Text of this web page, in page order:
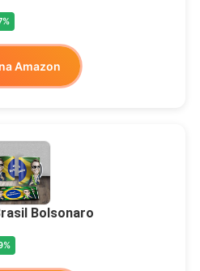
Bolsonaro
Deus Acima De
Todos
Amazon
Bolsonaro